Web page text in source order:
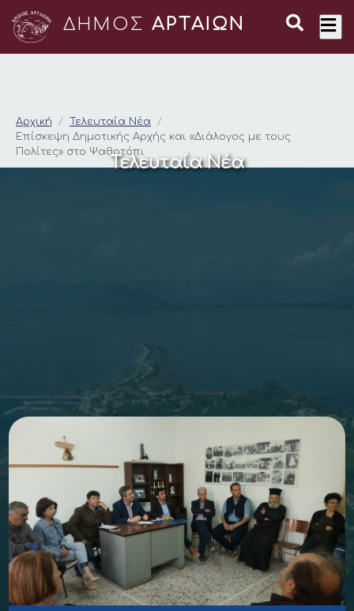
ΔΗΜΟΣ ΑΡΤΑΙΩΝ
Επίσκεψη
Αρχική
Τελευταία Νέα
Επίσκεψη Δημοτικής Αρχής και «Διάλογος με τους
Πολίτες» στο Ψαθοτόπι
Τελευταία Νέα